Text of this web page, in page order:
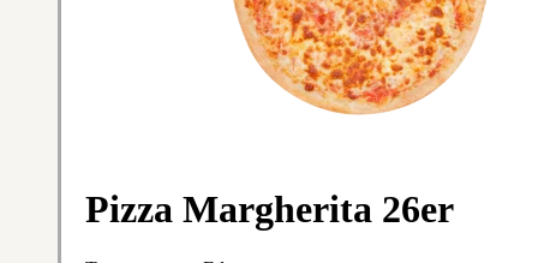
Pizza Margherita 26er